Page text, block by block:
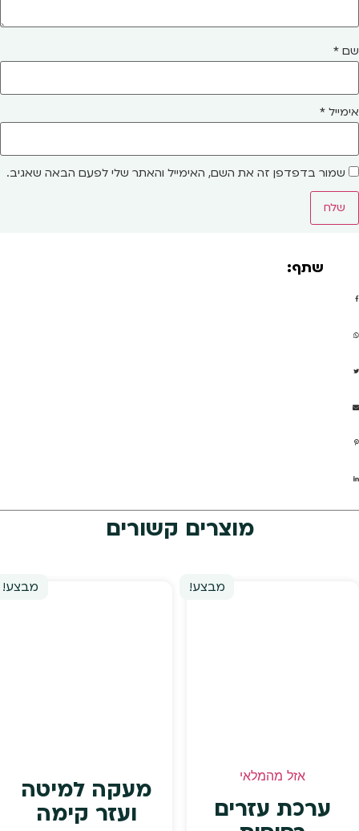
שם *
אימייל *
שמור בדפדפן זה את השם, האימייל והאתר שלי לפעם הבאה שאגיב.
שתף:
מוצרים קשורים
מבצע!
אזל מהמלאי
ערכת עזרים
מבצע!
מעקה למיטה
ועזר קימה